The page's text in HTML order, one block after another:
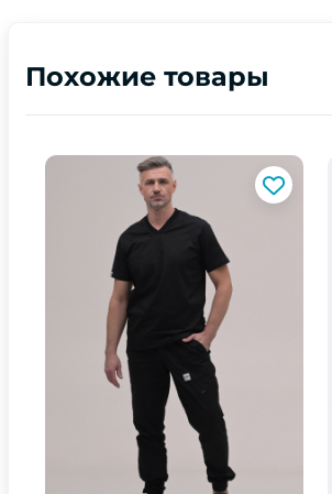
Похожие товары